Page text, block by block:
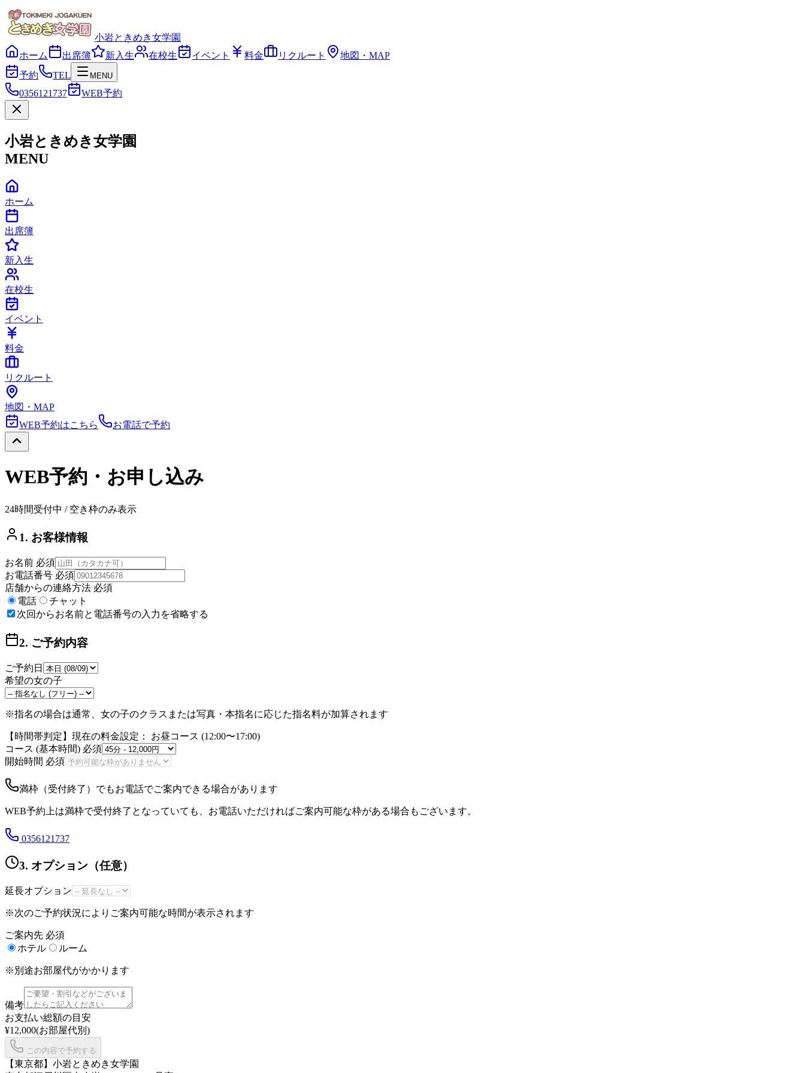
小岩ときめき女学園
ホーム
出席簿 新入生 在校生 イベント 料金 リクルート
地図・MAP
予約
TEL MENU
0356121737 WEB予約
小岩ときめき女学園
MENU
ホーム
出席簿
新入生
在校生
イベント
料金
リクルート
地図・MAP
WEB予約はこちら
お電話で予約
WEB予約・お申し込み
24時間受付中 / 空き枠のみ表示
1. お客様情報
お名前 必須
お電話番号 必須
店舗からの連絡方法 必須
電話
チャット
次回からお名前と電話番号の入力を省略する
2. ご予約内容
ご予約日
希望の女の子
※指名の場合は通常、女の子のクラスまたは写真・本指名に応じた指名料が加算されます
【時間帯判定】現在の料金設定： お昼コース (12:00〜17:00)
コース (基本時間) 必須
開始時間 必須
満枠（受付終了）でもお電話でご案内できる場合があります
WEB予約上は満枠で受付終了となっていても、お電話いただければご案内可能な枠がある場合もございます。
0356121737
3. オプション（任意）
延長オプション
※次のご予約状況によりご案内可能な時間が表示されます
ご案内先 必須
ホテル
ルーム
※別途お部屋代がかかります
備考
お支払い総額の目安
¥12,000(お部屋代別)
この内容で予約する
【東京都】 小岩ときめき女学園